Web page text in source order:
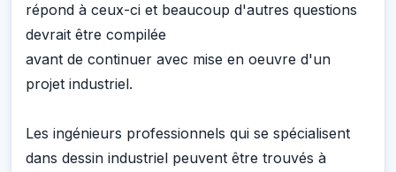
répond à ceux-ci et beaucoup d'autres questions
devrait être compilée
avant de continuer avec mise en oeuvre d'un
projet industriel.
Les ingénieurs professionnels qui se spécialisent
dans dessin industriel peuvent être trouvés à